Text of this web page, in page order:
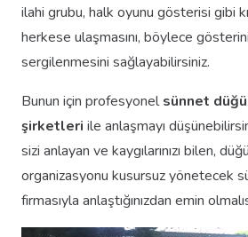
ilahi grubu, halk oyunu gösterisi gibi
herkese ulaşmasını, böylece
sergilenmesini sağlayabilirsiniz.
Bunun için profesyonelsünnet
şirketleri ile anlaşmayı
sizi anlayan ve kaygılarınızı bilen,
organizasyonu kusursuz yönetecek
firmasıyla anlaştığınızdan emin